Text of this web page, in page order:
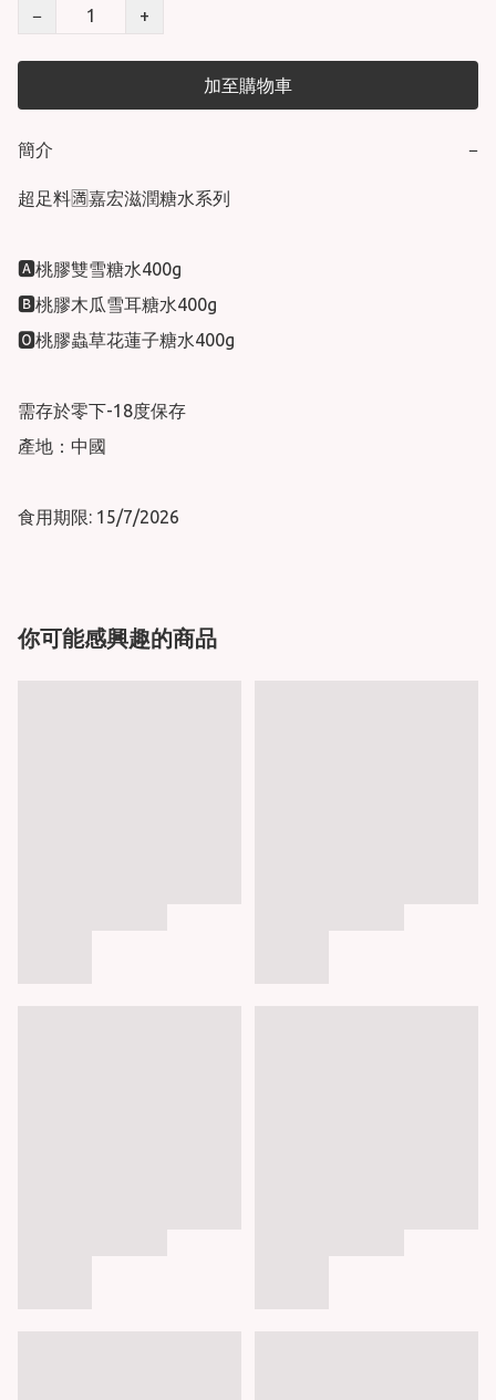
−
+
加至購物車
簡介 −
超足料🈵嘉宏滋潤糖水系列
🅰️桃膠雙雪糖水400g
🅱️桃膠木瓜雪耳糖水400g
🅾️桃膠蟲草花蓮子糖水400g
需存於零下-18度保存
產地：中國
食用期限: 15/7/2026
你可能感興趣的商品